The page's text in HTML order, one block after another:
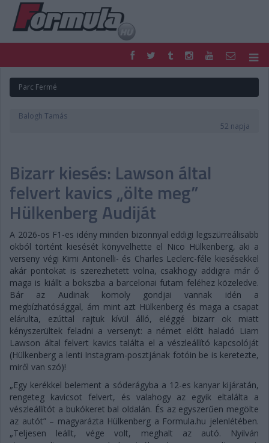
FORMULA
MOTOR
NEMZETKÖZI
DIGITÁLIS MAGAZIN
PONTÁLLÁSOK
Parc Fermé
Balogh Tamás
52 napja
Bizarr kiesés: Lawson által
felvert kavics „ölte meg”
Hülkenberg Audiját
A 2026-os F1-es idény minden bizonnyal eddigi legszürreálisabb
okból történt kiesését könyvelhette el Nico Hülkenberg, aki a
verseny végi Kimi Antonelli- és Charles Leclerc-féle kiesésekkel
akár pontokat is szerezhetett volna, csakhogy addigra már ő
maga is kiállt a bokszba a barcelonai futam feléhez közeledve.
Bár az Audinak komoly gondjai vannak idén a
megbízhatósággal, ám mint azt Hülkenberg és maga a csapat
elárulta, ezúttal rajtuk kívül álló, eléggé bizarr ok miatt
kényszerültek feladni a versenyt: a német előtt haladó Liam
Lawson által felvert kavics találta el a vészleállító kapcsolóját
(Hülkenberg a lenti Instagram-posztjának fotóin be is keretezte,
miről van szó)!
„Egy kerékkel belement a sóderágyba a 12-es kanyar kijáratán,
rengeteg kavicsot felvert, és valahogy az egyik eltalálta a
vészleállítót a bukókeret bal oldalán. És az egyszerűen megölte
az autót” – magyarázta Hülkenberg a Formula.hu jelenlétében.
„Teljesen leállt, vége volt, meghalt az autó. Nyilván